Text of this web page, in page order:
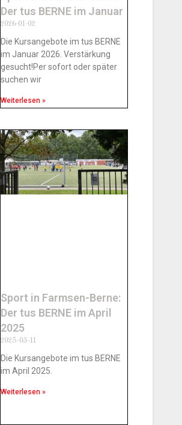
Der tus BERNE im Januar
2026-01-02
Die Kursangebote im tus BERNE
im Januar 2026. Verstärkung
gesucht!Per sofort oder später
suchen wir
Weiterlesen »
Sport in Farmsen-Berne:
Der tus BERNE im April
2025
2025-03-11
Die Kursangebote im tus BERNE
im April 2025.
Weiterlesen »